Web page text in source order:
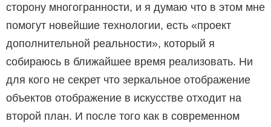
сторону многогранности, и я думаю что в этом мне
помогут новейшие технологии, есть «проект
дополнительной реальности», который я
собираюсь в бли­жайшее время реализовать. Ни
для кого не секрет что зеркальное отображение
объектов отображение в искусстве отходит на
второй план. И после того как в современном